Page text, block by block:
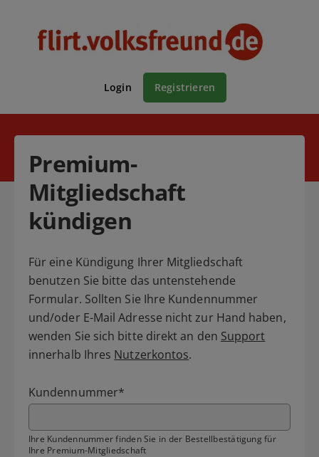
Login Registrieren
Premium-
Mitgliedschaft
kündigen
Für eine Kündigung Ihrer Mitgliedschaft
benutzen Sie bitte das untenstehende
Formular. Sollten Sie Ihre Kundennummer
und/oder E-Mail Adresse nicht zur Hand haben,
wenden Sie sich bitte direkt an den Support
innerhalb Ihres Nutzerkontos.
Kundennummer*
Ihre Kundennummer finden Sie in der Bestellbestätigung für
Ihre Premium-Mitgliedschaft